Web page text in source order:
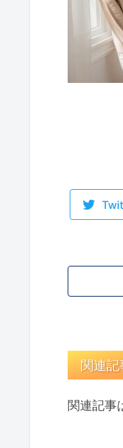
関連記
関連記事